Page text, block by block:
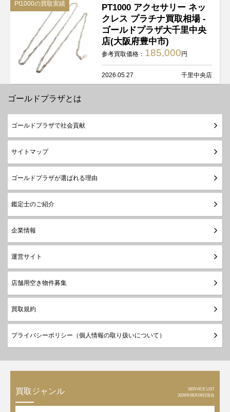
Pt1000の買取実績
PT1000 アクセサリー ネッ
クレス プラチナ買取相場 -
ゴールドプラザ大千里中央
店(大阪府豊中市)
参考買取価格： 185,000 円
2026.05.27 千里中央店
ゴールドプラザとは
ゴールドプラザで社会貢献
サイトマップ
ゴールドプラザが選ばれる理由
鑑定士のご紹介
企業情報
運営サイト
店舗用空き物件募集
買取規約
プライバシーポリシー（個人情報の取り扱いについて）
買取ジャンル
SERVICE LIST
2026年08月09日現在